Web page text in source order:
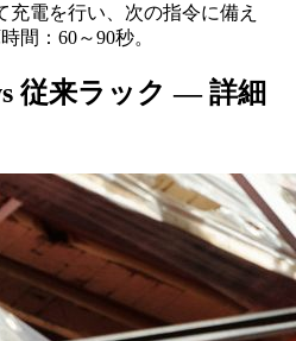
充電を行い、次の指令に備え
間：60～90秒。
従来ラック — 詳細